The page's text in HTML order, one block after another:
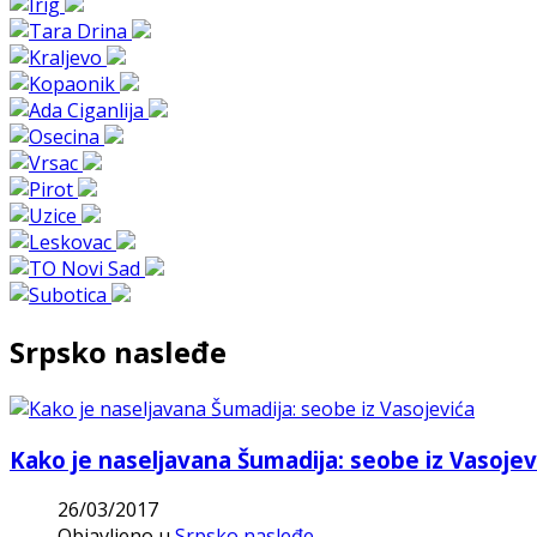
Srpsko nasleđe
Kako je naseljavana Šumadija: seobe iz
26/03/2017